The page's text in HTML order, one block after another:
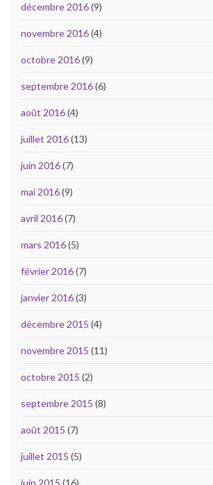
décembre 2016(9)
novembre 2016(4)
octobre 2016(9)
septembre 2016(6)
août 2016(4)
juillet 2016(13)
juin 2016(7)
mai 2016(9)
avril 2016(7)
mars 2016(5)
février 2016(7)
janvier 2016(3)
décembre 2015 (4)
novembre 2015 (11)
octobre 2015 (2)
septembre 2015 (8)
août 2015 (7)
juillet 2015 (5)
juin 2015 (16)